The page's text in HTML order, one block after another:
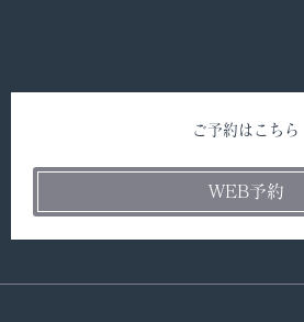
ご予約はこちら
WEB予約